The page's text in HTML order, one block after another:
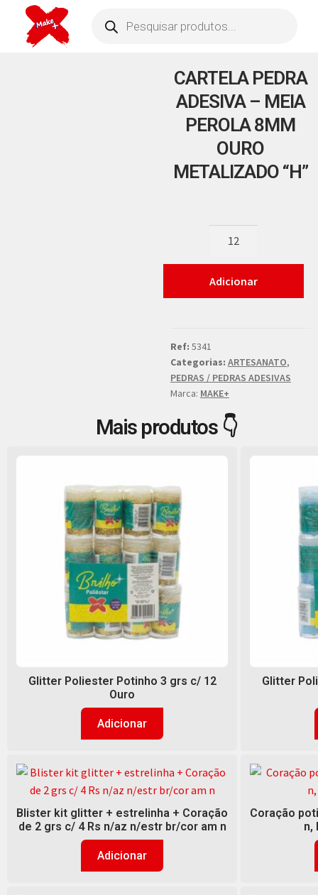
CARTELA PEDRA
ADESIVA – MEIA
PEROLA 8MM
OURO
METALIZADO “H”
Adicionar
Ref: 5341
Categorias: ARTESANATO,
PEDRAS / PEDRAS ADESIVAS
Marca: MAKE+
Glitter Poliester Potinho 3 grs c/ 12
Ouro
Adicionar
Glitter
Blister kit glitter + estrelinha + Coração
de 2 grs c/ 4 Rs n/az n/estr br/cor am n
Adicionar
Coração
n,
Mais produtos 👇